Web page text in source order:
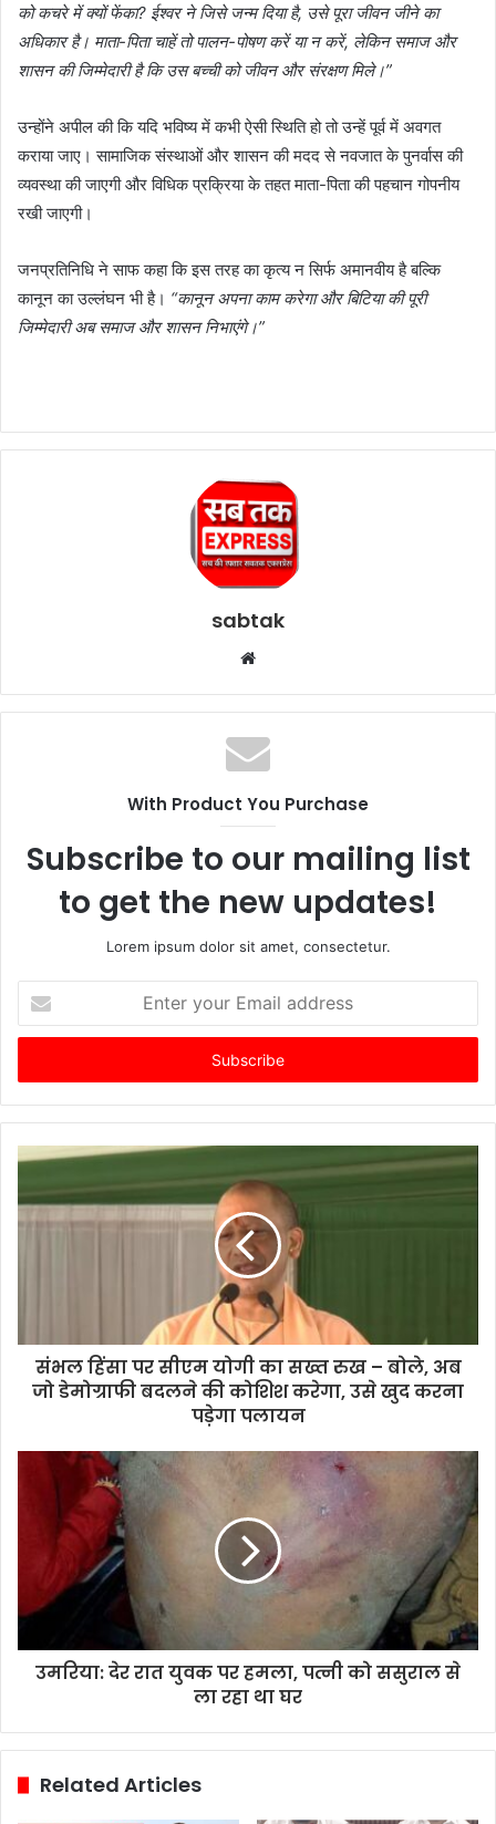
को कचरे में क्यों फेंका? ईश्वर ने जिसे जन्म दिया है, उसे पूरा जीवन जीने का
अधिकार है। माता-पिता चाहें तो पालन-पोषण करें या न करें, लेकिन समाज और
शासन की जिम्मेदारी है कि उस बच्ची को जीवन और संरक्षण मिले।”
उन्होंने अपील की कि यदि भविष्य में कभी ऐसी स्थिति हो तो उन्हें पूर्व में अवगत
कराया जाए। सामाजिक संस्थाओं और शासन की मदद से नवजात के पुनर्वास की
व्यवस्था की जाएगी और विधिक प्रक्रिया के तहत माता-पिता की पहचान गोपनीय
रखी जाएगी।
जनप्रतिनिधि ने साफ कहा कि इस तरह का कृत्य न सिर्फ अमानवीय है बल्कि
कानून का उल्लंघन भी है। “कानून अपना काम करेगा और बिटिया की पूरी
जिम्मेदारी अब समाज और शासन निभाएंगे।”
sabtak
Website
With Product You Purchase
Subscribe to our mailing list
to get the new updates!
Lorem ipsum dolor sit amet, consectetur.
your
Email
संभल हिंसा पर सीएम योगी का सख्त रुख – बोले, अब
जो डेमोग्राफी बदलने की कोशिश करेगा, उसे खुद करना
पड़ेगा पलायन
उमरिया: देर रात युवक पर हमला, पत्नी को ससुराल से
ला रहा था घर
Related Articles